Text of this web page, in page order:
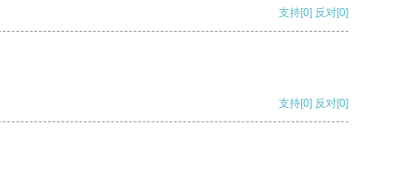
支持[0] 反对[0]
支持[0] 反对[0]